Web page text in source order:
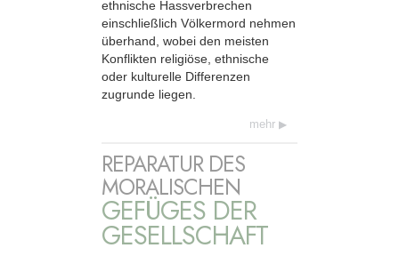
ethnische Hassverbrechen
einschließlich Völkermord nehmen
überhand, wobei den meisten
Konflikten religiöse, ethnische
oder kulturelle Differenzen
zugrunde liegen.
mehr
REPARATUR DES
MORALISCHEN
GEFÜGES DER
GESELLSCHAFT